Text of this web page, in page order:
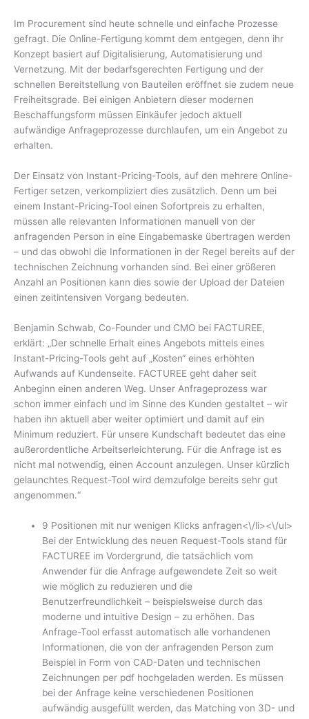
Im Procurement sind heute schnelle und einfache Prozesse
gefragt. Die Online-Fertigung kommt dem entgegen, denn ihr
Konzept basiert auf Digitalisierung, Automatisierung und
Vernetzung. Mit der bedarfsgerechten Fertigung und der
schnellen Bereitstellung von Bauteilen eröffnet sie zudem neue
Freiheitsgrade. Bei einigen Anbietern dieser modernen
Beschaffungsform müssen Einkäufer jedoch aktuell
aufwändige Anfrageprozesse durchlaufen, um ein Angebot zu
erhalten.
Der Einsatz von Instant-Pricing-Tools, auf den mehrere Online-
Fertiger setzen, verkompliziert dies zusätzlich. Denn um bei
einem Instant-Pricing-Tool einen Sofortpreis zu erhalten,
müssen alle relevanten Informationen manuell von der
anfragenden Person in eine Eingabemaske übertragen werden
– und das obwohl die Informationen in der Regel bereits auf der
technischen Zeichnung vorhanden sind. Bei einer größeren
Anzahl an Positionen kann dies sowie der Upload der Dateien
einen zeitintensiven Vorgang bedeuten.
Benjamin Schwab, Co-Founder und CMO bei FACTUREE,
erklärt: „Der schnelle Erhalt eines Angebots mittels eines
Instant-Pricing-Tools geht auf „Kosten“ eines erhöhten
Aufwands auf Kundenseite. FACTUREE geht daher seit
Anbeginn einen anderen Weg. Unser Anfrageprozess war
schon immer einfach und im Sinne des Kunden gestaltet – wir
haben ihn aktuell aber weiter optimiert und damit auf ein
Minimum reduziert. Für unsere Kundschaft bedeutet das eine
außerordentliche Arbeitserleichterung. Für die Anfrage ist es
nicht mal notwendig, einen Account anzulegen. Unser kürzlich
gelaunchtes Request-Tool wird demzufolge bereits sehr gut
angenommen.“
9 Positionen mit nur wenigen Klicks anfragen<\/li><\/ul>
Bei der Entwicklung des neuen Request-Tools stand für
FACTUREE im Vordergrund, die tatsächlich vom
Anwender für die Anfrage aufgewendete Zeit so weit
wie möglich zu reduzieren und die
Benutzerfreundlichkeit – beispielsweise durch das
moderne und intuitive Design – zu erhöhen. Das
Anfrage-Tool erfasst automatisch alle vorhandenen
Informationen, die von der anfragenden Person zum
Beispiel in Form von CAD-Daten und technischen
Zeichnungen per pdf hochgeladen werden. Es müssen
bei der Anfrage keine verschiedenen Positionen
aufwändig ausgefüllt werden, das Matching von 3D- und